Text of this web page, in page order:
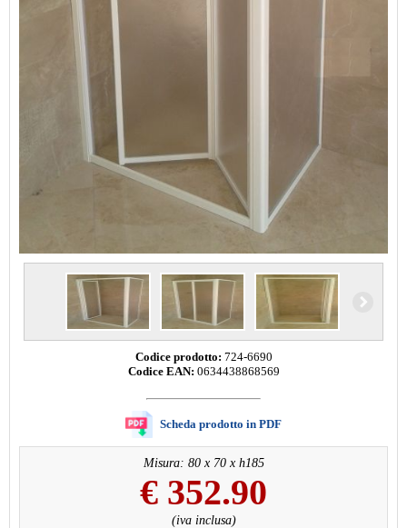
Codice prodotto: 724-6690
Codice EAN: 0634438868569
Scheda prodotto in PDF
Misura: 80 x 70 x h185
€ 352.90
(iva inclusa)